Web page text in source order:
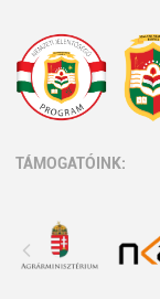
TÁMOGATÓINK: